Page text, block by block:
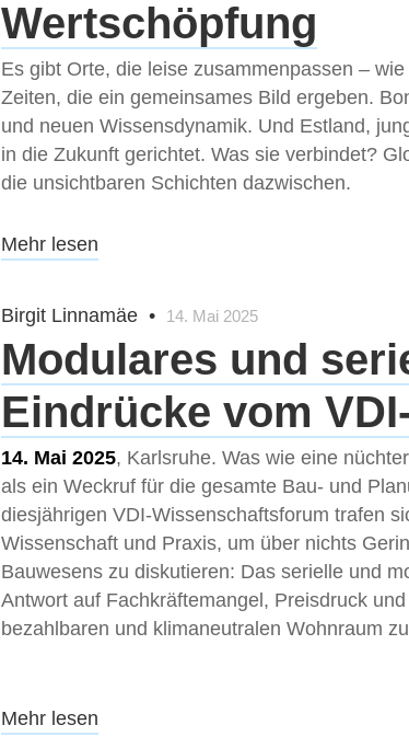
Wertschöpfung
Es gibt Orte, die leise zusammenpassen –
Zeiten, die ein gemeinsames Bild ergeben.
und neuen Wissensdynamik. Und Estland,
in die Zukunft gerichtet. Was sie verbindet?
die unsichtbaren Schichten dazwischen.
Mehr lesen
Birgit Linnamäe • 14. Mai 2025
Modulares und
Eindrücke vom
14. Mai 2025, Karlsruhe. Was wie eine
als ein Weckruf für die gesamte Bau- und
diesjährigen VDI-Wissenschaftsforum trafen
Wissenschaft und Praxis, um über nichts
Bauwesens zu diskutieren: Das serielle und
Antwort auf Fachkräftemangel, Preisdruck
bezahlbaren und klimaneutralen Wohnraum
Mehr lesen